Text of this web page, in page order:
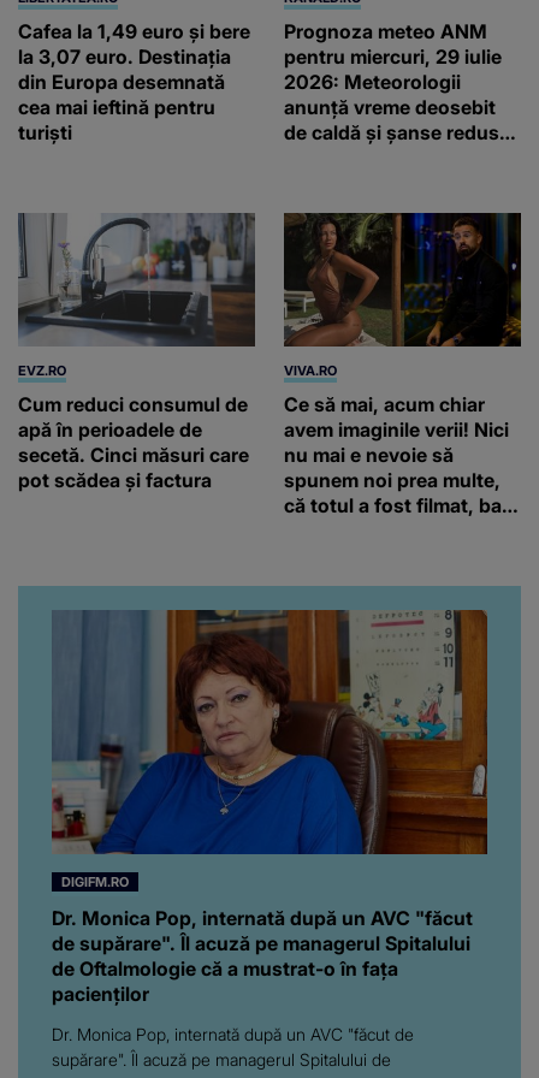
Cafea la 1,49 euro și bere
la 3,07 euro. Destinația
din Europa desemnată
cea mai ieftină pentru
turiști
Prognoza meteo ANM
pentru miercuri, 29 iulie
2026: Meteorologii
anunță vreme deosebit
de caldă și șanse reduse
EVZ.RO
Cum reduci consumul de
apă în perioadele de
secetă. Cinci măsuri care
pot scădea și factura
VIVA.RO
Ce să mai, acum chiar
avem imaginile verii! Nici
nu mai e nevoie să
spunem noi prea multe,
că totul a fost filmat, ba
da, frumoasa iubită a lui
Florin Ristei e...
DIGIFM.RO
Dr. Monica Pop, internată după un AVC "făcut
de supărare". Îl acuză pe managerul Spitalului
de Oftalmologie că a mustrat-o în fața
pacienților
Dr. Monica Pop, internată după un AVC "făcut de
supărare". Îl acuză pe managerul Spitalului de